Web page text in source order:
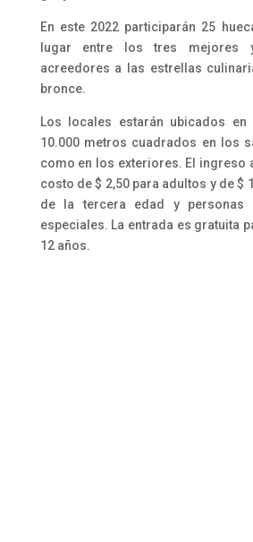
En este 2022 participarán 25
lugar entre los tres mejores
acreedores a las estrellas
bronce.
Los locales estarán ubicados en
10.000 metros cuadrados en los
como en los exteriores. El ingreso
costo de $ 2,50 para adultos y de $
de la tercera edad y personas
especiales. La entrada es gratuita
12 años.